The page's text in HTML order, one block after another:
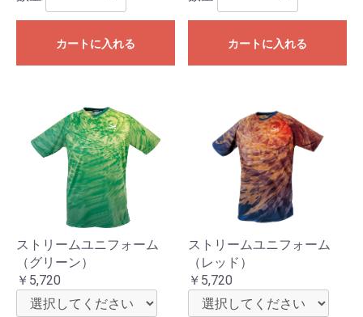
カートに入れる カートに入れる
ストリームユニフォーム
（グリーン）
￥5,720
ストリームユニフォーム
（レッド）
￥5,720